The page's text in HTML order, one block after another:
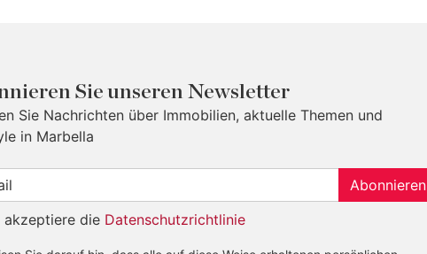
Sie unseren Newsletter
Sie Nachrichten über Immobilien, aktuelle Themen und
in Marbella
Abonnieren
akzeptiere die Datenschutzrichtlinie